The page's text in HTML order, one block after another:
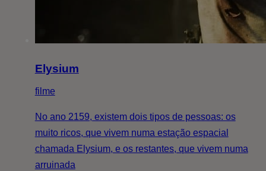
Elysium
filme
No ano 2159, existem dois tipos de pessoas: os
muito ricos, que vivem numa estação espacial
chamada Elysium, e os restantes, que vivem numa
arruinada